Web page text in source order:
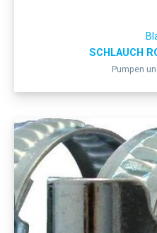
SCHLAUCH
Pumpen